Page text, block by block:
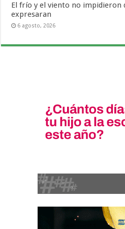
El frío y el viento no impidieron
expresaran
6 agosto, 2026